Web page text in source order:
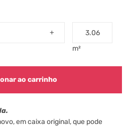
+
m²
ao carrinho
em caixa original, que pode